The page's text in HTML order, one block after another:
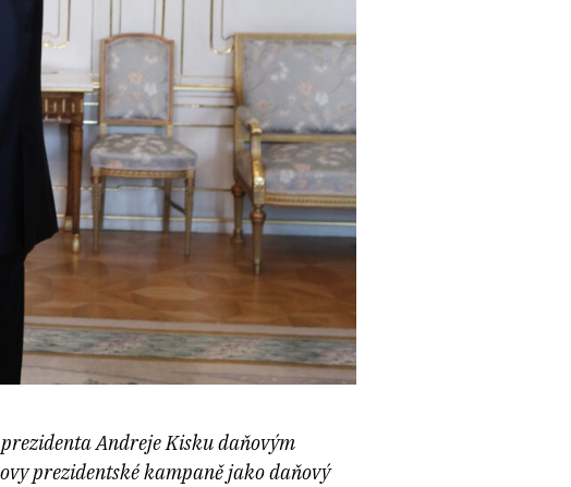
Andreje Kisku daňovým
prezidentské kampaně jako daňový